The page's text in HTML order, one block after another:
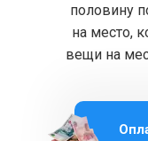
половину
на место,
вещи на